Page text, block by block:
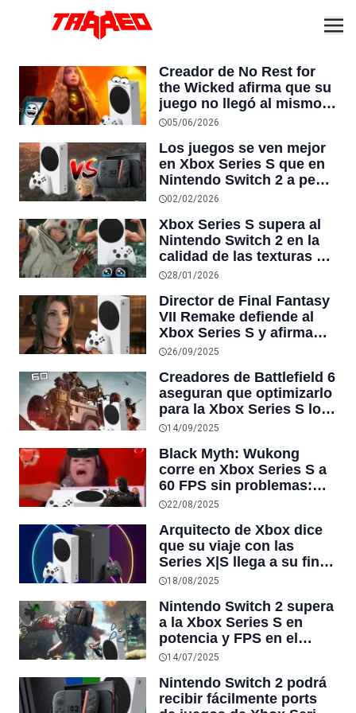
Creador de No Rest for
the Wicked afirma que su
juego no llegó al mismo
tiempo a PlayStation y
S “no supera a un
teléfono móvil”
05/06/2026
Los juegos se ven mejor
en Xbox Series S que en
Nintendo Switch 2 a pesar
de ser cuatro años más
memoria RAM, lo que
sorprende a los
jugadores
02/02/2026
Xbox Series S supera al
Nintendo Switch 2 en la
calidad de las texturas de
Final Fantasy VII Remake,
memoria RAM
28/01/2026
Director de Final Fantasy
VII Remake defiende al
Xbox Series S y afirma
que tiene
“sólidas”
26/09/2025
Creadores de Battlefield 6
aseguran que optimizarlo
para la Xbox Series S lo
hizo más estable y poder
14/09/2025
Black Myth: Wukong
corre en Xbox Series S a
60 FPS sin problemas:
“sigue callando bocas”
22/08/2025
Arquitecto de Xbox dice
que su viaje con las
Series X|S llega a su fin,
pero está “emocionado
18/08/2025
Nintendo Switch 2 supera
a la Xbox Series S en
potencia y FPS en el
nuevo juego Wild Hearts
14/07/2025
Nintendo Switch 2 podrá
recibir fácilmente ports